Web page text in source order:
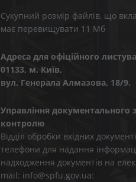
Сукупний розмір файлів, що
має перевищувати 11 Мб
Адреса для офіційного
01133, м. Київ,
вул. Генерала Алмазова, 18/9.
Управління документального
контролю
Відділ обробки вхідних
телефони для надання
надходження документів на
mail: info@spfu.gov.ua: